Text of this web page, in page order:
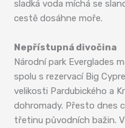
sladká voda míchá se
cestě dosáhne moře.
Nepřístupná divočina
Národní park Everglades
spolu s rezervací Big
velikosti Pardubického a
dohromady. Přesto dnes
třetinu původních bažin.